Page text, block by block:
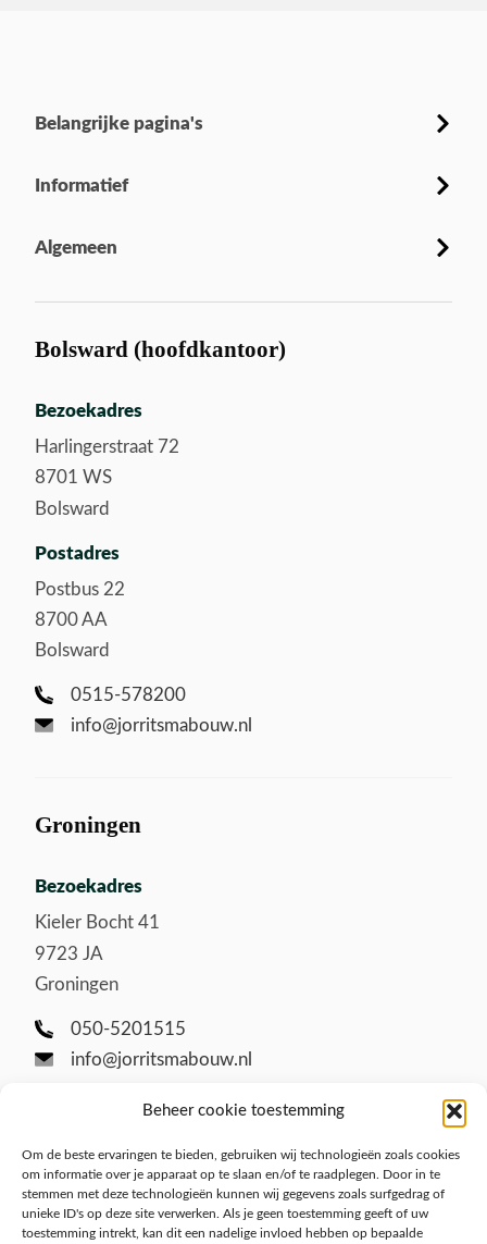
Beheer cookie toestemming
Om de beste ervaringen te bieden, gebruiken wij technologieën zoals cookies
om informatie over je apparaat op te slaan en/of te raadplegen. Door in te
stemmen met deze technologieën kunnen wij gegevens zoals surfgedrag of
unieke ID's op deze site verwerken. Als je geen toestemming geeft of uw
toestemming intrekt, kan dit een nadelige invloed hebben op bepaalde
Belangrijke pagina's
Informatief
Algemeen
Bolsward (hoofdkantoor)
Bezoekadres
Harlingerstraat 72
8701 WS
Bolsward
Postadres
Postbus 22
8700 AA
Bolsward
0515-578200
info@jorritsmabouw.nl
Groningen
Bezoekadres
Kieler Bocht 41
9723 JA
Groningen
050-5201515
info@jorritsmabouw.nl